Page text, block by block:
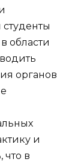
области
органов
и
что в